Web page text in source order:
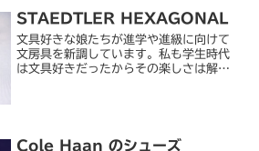
STAEDTLER HEXAGONAL
文具好きな娘たちが進学や進級に向けて
文房具を新調しています。私も学生時代
は文具好きだったからその楽しさは解る
Cole Haan のシューズ